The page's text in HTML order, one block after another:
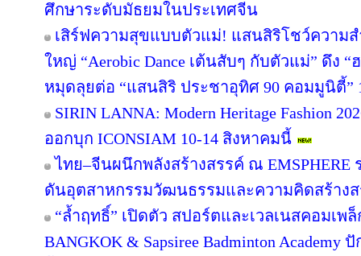
ศึกษาระดับมัธยมในประเทศจีน
เสิร์ฟความสุขแบบตัวแม่! แสนสิริโชว์ความสำ
ใหญ่ “Aerobic Dance เต้นสับๆ กับตัวแม่” ดึง
หมุดลุยต่อ “แสนสิริ ประชาอุทิศ 90 คอมมูนิตี้”
SIRIN LANNA: Modern Heritage Fashion
ออกบุก ICONSIAM 10-14 สิงหาคมนี้
ไทย–จีนผนึกพลังสร้างสรรค์ ณ
ดันอุตสาหกรรมวัฒนธรรมและความคิดสร้างส
“ล้ำฤทธิ์” เปิดตัว สปอร์ตและเวลเนสคอมเพ
BANGKOK & Sapsiree Badminton